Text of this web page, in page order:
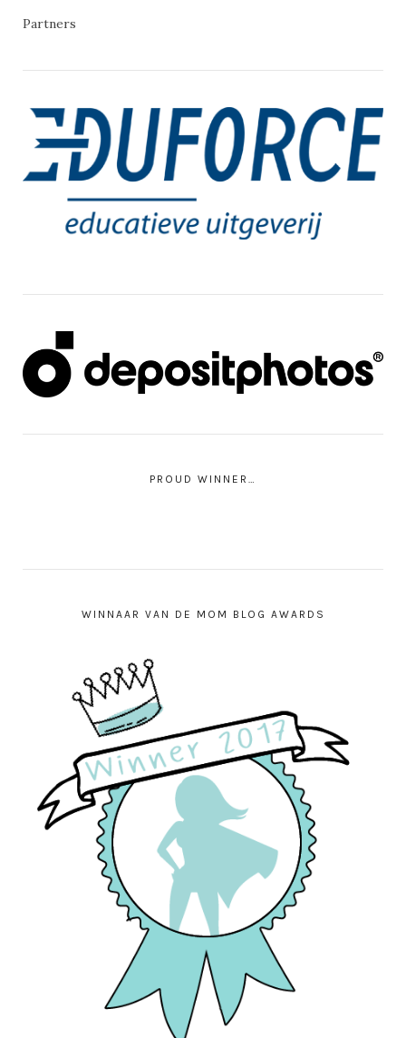
Partners
PROUD WINNER…
WINNAAR VAN DE MOM BLOG AWARDS